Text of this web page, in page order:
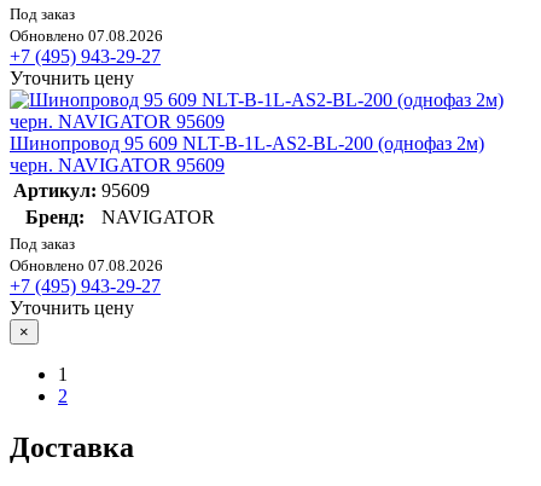
Под заказ
Обновлено 07.08.2026
+7 (495) 943-29-27
Уточнить цену
Шинопровод 95 609 NLT-B-1L-AS2-BL-200 (однофаз 2м)
черн. NAVIGATOR 95609
Артикул: 95609
Бренд:
NAVIGATOR
Под заказ
Обновлено 07.08.2026
+7 (495) 943-29-27
Уточнить цену
×
1
2
Доставка